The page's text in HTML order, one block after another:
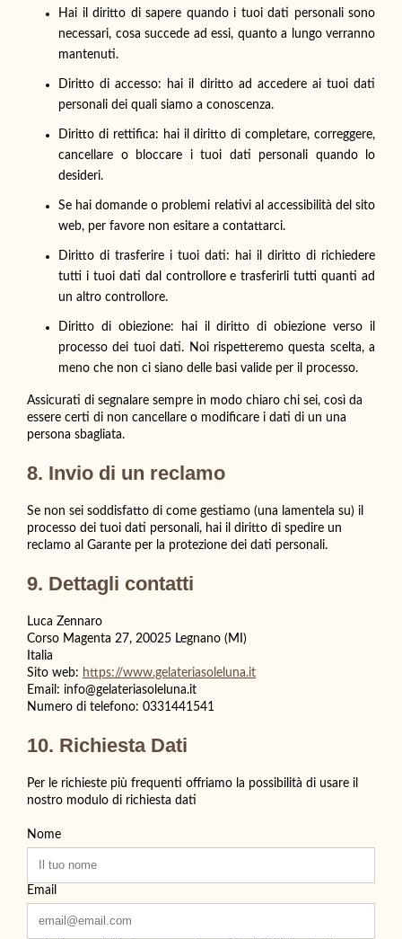
Hai il diritto di sapere quando i tuoi dati personali sono
necessari, cosa succede ad essi, quanto a lungo verranno
mantenuti.
Diritto di accesso: hai il diritto ad accedere ai tuoi dati
personali dei quali siamo a conoscenza.
Diritto di rettifica: hai il diritto di completare, correggere,
cancellare o bloccare i tuoi dati personali quando lo
desideri.
Se hai domande o problemi relativi al accessibilità del sito
web, per favore non esitare a contattarci.
Diritto di trasferire i tuoi dati: hai il diritto di richiedere
tutti i tuoi dati dal controllore e trasferirli tutti quanti ad
un altro controllore.
Diritto di obiezione: hai il diritto di obiezione verso il
processo dei tuoi dati. Noi rispetteremo questa scelta, a
meno che non ci siano delle basi valide per il processo.
Assicurati di segnalare sempre in modo chiaro chi sei, così da
essere certi di non cancellare o modificare i dati di un una
persona sbagliata.
8. Invio di un reclamo
Se non sei soddisfatto di come gestiamo (una lamentela su) il
processo dei tuoi dati personali, hai il diritto di spedire un
reclamo al Garante per la protezione dei dati personali.
9. Dettagli contatti
Luca Zennaro
Corso Magenta 27, 20025 Legnano (MI)
Italia
Sito web: https://www.gelateriasoleluna.it
Email: info@gelateriasoleluna.it
Numero di telefono: 0331441541
10. Richiesta Dati
Per le richieste più frequenti offriamo la possibilità di usare il
nostro modulo di richiesta dati
Nome
Email